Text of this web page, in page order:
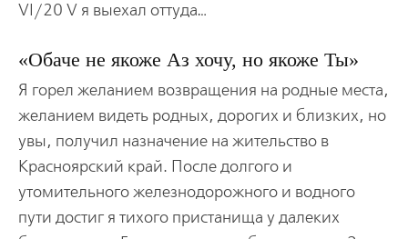
VI/20 V я выехал оттуда…
Обаче не якоже Аз хочу, но якоже Ты
Я горел желанием возвращения на родные места,
желанием видеть родных, дорогих и близких, но
увы, получил назначение на жительство в
Красноярский край. После долгого и
утомительного железнодорожного и водного
пути достиг я тихого пристанища у далеких